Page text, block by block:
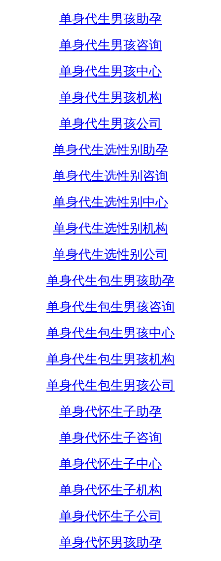
单身代生男孩助孕
单身代生男孩咨询
单身代生男孩中心
单身代生男孩机构
单身代生男孩公司
单身代生选性别助孕
单身代生选性别咨询
单身代生选性别中心
单身代生选性别机构
单身代生选性别公司
单身代生包生男孩助孕
单身代生包生男孩咨询
单身代生包生男孩中心
单身代生包生男孩机构
单身代生包生男孩公司
单身代怀生子助孕
单身代怀生子咨询
单身代怀生子中心
单身代怀生子机构
单身代怀生子公司
单身代怀男孩助孕